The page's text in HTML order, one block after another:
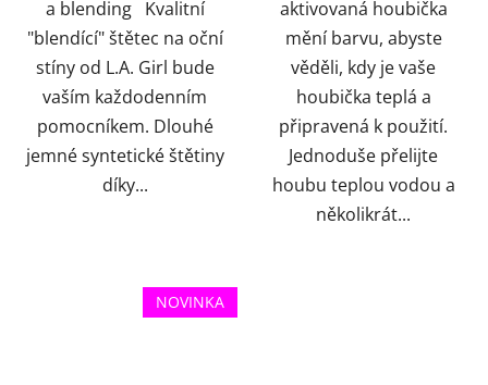
a blending Kvalitní
"blendící" štětec na oční
stíny od L.A. Girl bude
vaším každodenním
pomocníkem. Dlouhé
jemné syntetické štětiny
díky...
aktivovaná houbička
mění barvu, abyste
věděli, kdy je vaše
houbička teplá a
připravená k použití.
Jednoduše přelijte
houbu teplou vodou a
několikrát...
NOVINKA